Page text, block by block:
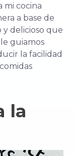
mi cocina
a base de
y delicioso que
guiamos
la facilidad
la